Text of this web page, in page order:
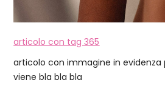
articolo con tag 365
articolo con immagine in evidenza
viene bla bla bla